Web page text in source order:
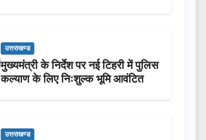
उत्तराखण्ड
मुख्यमंत्री के निर्देश पर नई टिहरी में पुलिस
कल्याण के लिए निःशुल्क भूमि आवंटित
उत्तराखण्ड